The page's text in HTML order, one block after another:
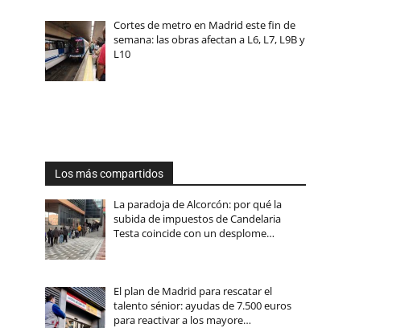
Cortes de metro en Madrid este fin de
semana: las obras afectan a L6, L7, L9B y
L10
Los más compartidos
La paradoja de Alcorcón: por qué la
subida de impuestos de Candelaria
Testa coincide con un desplome…
El plan de Madrid para rescatar el
talento sénior: ayudas de 7.500 euros
para reactivar a los mayore…